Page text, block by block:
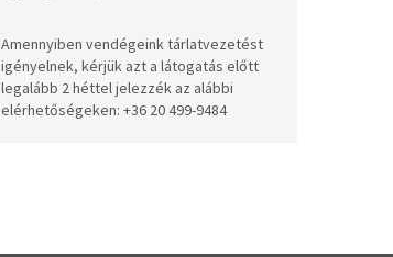
Amennyiben vendégeink tárlatvezetést
igényelnek, kérjük azt a látogatás előtt
legalább 2 héttel jelezzék az alábbi
elérhetőségeken: +36 20 499-9484